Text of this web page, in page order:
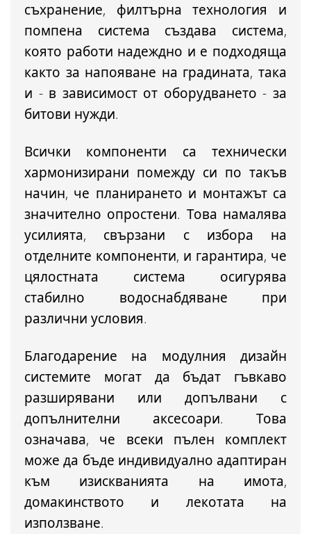
съхранение, филтърна технология и
помпена система създава система,
която работи надеждно и е подходяща
както за напояване на градината, така
и - в зависимост от оборудването - за
битови нужди.
Всички компоненти са технически
хармонизирани помежду си по такъв
начин, че планирането и монтажът са
значително опростени. Това намалява
усилията, свързани с избора на
отделните компоненти, и гарантира, че
цялостната система осигурява
стабилно водоснабдяване при
различни условия.
Благодарение на модулния дизайн
системите могат да бъдат гъвкаво
разширявани или допълвани с
допълнителни аксесоари. Това
означава, че всеки пълен комплект
може да бъде индивидуално адаптиран
към изискванията на имота,
домакинството и лекотата на
използване.